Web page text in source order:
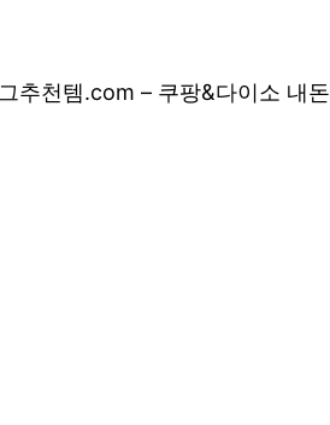
추천템.com – 쿠팡&다이소 내